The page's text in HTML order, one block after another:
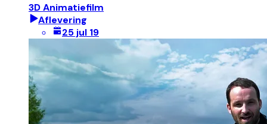
3D Animatiefilm
Aflevering
25 jul 19